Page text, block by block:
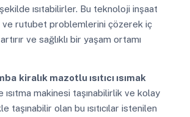
ısıtabilirler. Bu teknoloji inşaat
ve rutubet problemlerini çözerek iç
ve sağlıklı bir yaşam ortamı
kiralık mazotlu ısıtıcı ısımak
ısıtma makinesi taşınabilirlik ve kolay
taşınabilir olan bu ısıtıcılar istenilen